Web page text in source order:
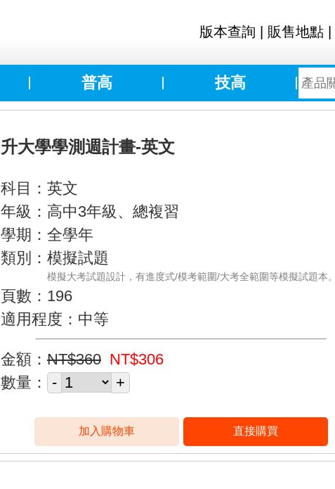
版本查詢 販售地點
普高 技高
升大學學測週計畫-英文
科目：英文
年級：高中3年級、總複習
學期：全學年
類別：模擬試題
模擬大考試題設計，有進度式/模考範圍/大考全範圍等模擬試題本。
頁數：196
適用程度：中等
金額： NT$360 NT$306
數量：